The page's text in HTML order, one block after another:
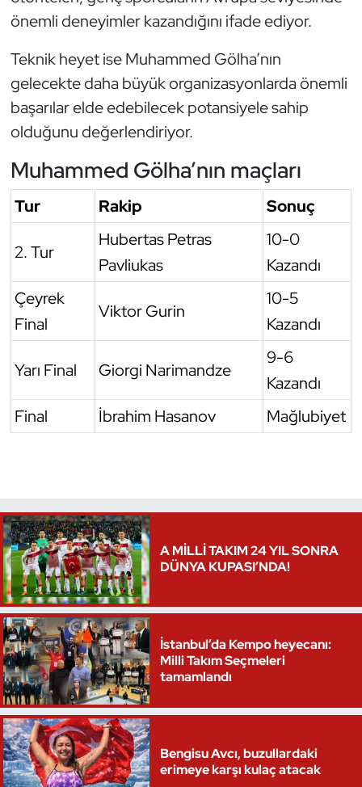
önemli deneyimler kazandığını ifade ediyor.
Teknik heyet ise Muhammed Gölha’nın
gelecekte daha büyük organizasyonlarda önemli
başarılar elde edebilecek potansiyele sahip
olduğunu değerlendiriyor.
Muhammed Gölha’nın maçları
Tur Rakip Sonuç
2. Tur
Hubertas Petras
Pavliukas
10-0
Kazandı
Çeyrek
Final
Viktor Gurin
10-5
Kazandı
Yarı Final Giorgi Narimandze
9-6
Kazandı
Final
İbrahim Hasanov Mağlubiyet
A MİLLİ TAKIM 24 YIL SONRA
DÜNYA KUPASI’NDA!
İstanbul’da Kempo heyecanı:
Milli Takım Seçmeleri
tamamlandı
Bengisu Avcı, buzullardaki
erimeye karşı kulaç atacak
Triatlon
Voleybol
Vücut Geliştirme Fitness